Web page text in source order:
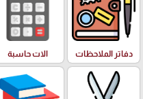
دفاتر الملاحظات الات حاسبة